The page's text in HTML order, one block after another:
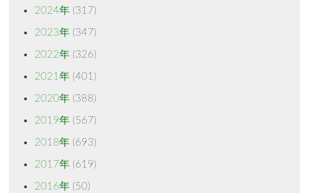
2024年(317)
2023年(347)
2022年(326)
2021年(401)
2020年(388)
2019年(567)
2018年(693)
2017年(619)
2016年(50)